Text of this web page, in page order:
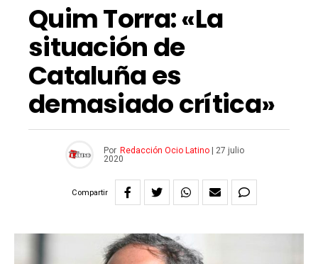
Quim Torra: «La
situación de
Cataluña es
demasiado crítica»
Por Redacción Ocio Latino|
27 julio
2020
Compartir